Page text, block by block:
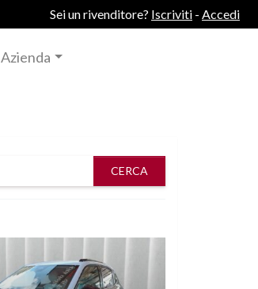
Sei un rivenditore? Iscriviti - Accedi
Azienda